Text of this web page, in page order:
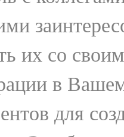
их со
в
для